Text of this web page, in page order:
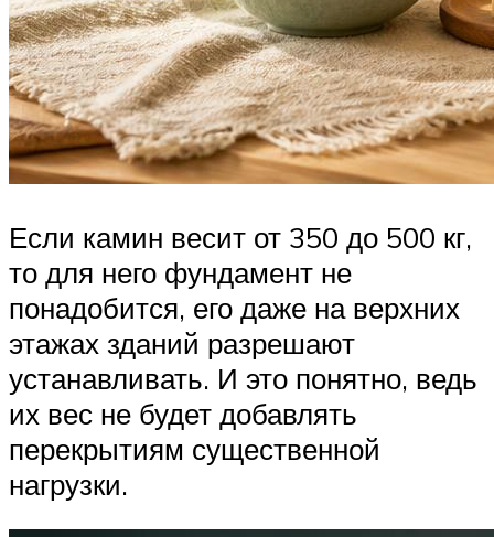
Если камин весит от 350 до 500 кг,
то для него фундамент не
понадобится, его даже на верхних
этажах зданий разрешают
устанавливать. И это понятно, ведь
их вес не будет добавлять
перекрытиям существенной
нагрузки.